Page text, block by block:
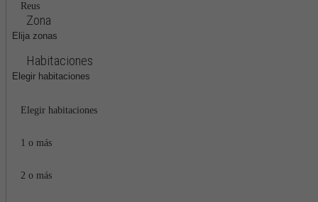
Reus
Zona
Elija zonas
Habitaciones
Elegir habitaciones
Elegir habitaciones
1 o más
2 o más